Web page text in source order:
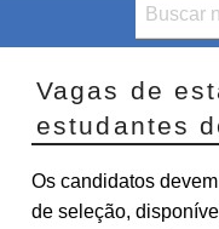
Vagas de
estudantes
Os candidatos
de seleção, disponível